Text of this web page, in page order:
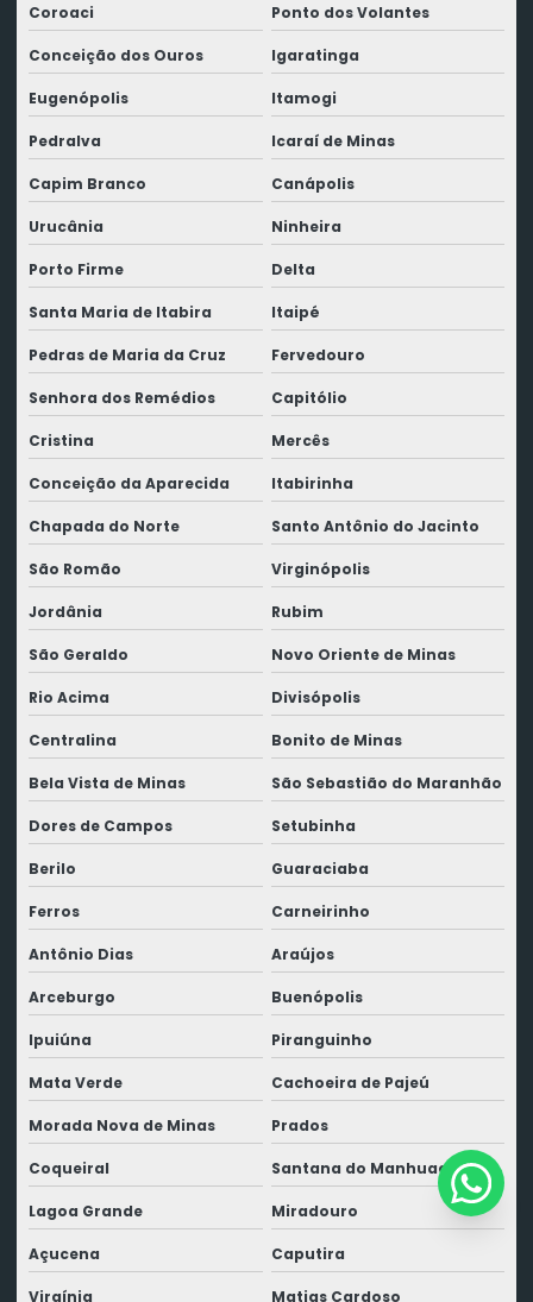
Coroaci Ponto dos Volantes
Conceição dos Ouros Igaratinga
Eugenópolis Itamogi
Pedralva Icaraí de Minas
Capim Branco Canápolis
Urucânia Ninheira
Porto Firme Delta
Santa Maria de Itabira Itaipé
Pedras de Maria da Cruz Fervedouro
Senhora dos Remédios Capitólio
Cristina Mercês
Conceição da Aparecida Itabirinha
Chapada do Norte Santo Antônio do Jacinto
São Romão Virginópolis
Jordânia Rubim
São Geraldo Novo Oriente de Minas
Rio Acima Divisópolis
Centralina Bonito de Minas
Bela Vista de Minas São Sebastião do Maranhão
Dores de Campos Setubinha
Berilo Guaraciaba
Ferros Carneirinho
Antônio Dias Araújos
Arceburgo Buenópolis
Ipuiúna Piranguinho
Mata Verde Cachoeira de Pajeú
Morada Nova de Minas Prados
Coqueiral Santana do Manhuaçu
Lagoa Grande Miradouro
Açucena Caputira
Virgínia Matias Cardoso